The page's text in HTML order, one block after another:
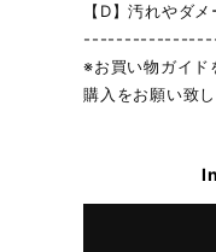
【D】汚れやダ
※お買い物ガイド
購入をお願い致し